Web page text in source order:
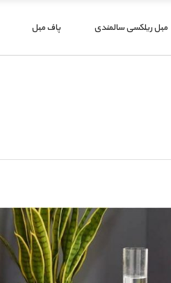
مبل ریلکسی سالمندی پاف مبل